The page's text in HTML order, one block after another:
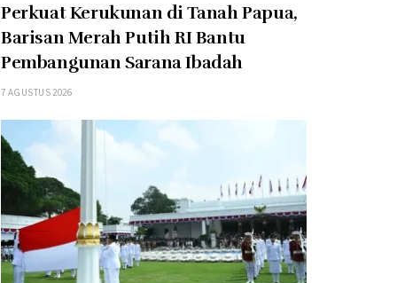
Perkuat Kerukunan di Tanah Papua,
Barisan Merah Putih RI Bantu
Pembangunan Sarana Ibadah
7 AGUSTUS 2026